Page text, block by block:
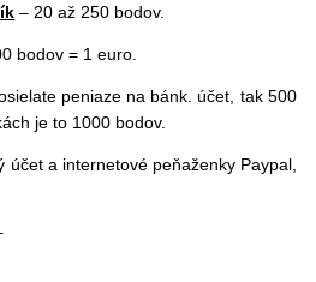
– 20 až 250 bodov.
bodov = 1 euro.
peniaze na bánk. účet, tak 500
je to 1000 bodov.
účet a internetové peňaženky Paypal,